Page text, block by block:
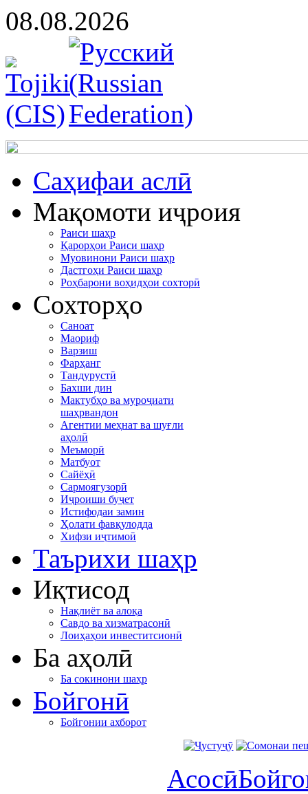
08.08.2026
Cаҳифаи аслӣ
Мақомоти иҷроия
Раиси шаҳр
Қарорҳои Раиси шаҳр
Муовинони Раиси шаҳр
Дастгоҳи Раиси шаҳр
Роҳбарони воҳидҳои сохторӣ
Сохторҳо
Саноат
Маориф
Варзиш
Фарҳанг
Тандурустӣ
Бахши дин
Мактубҳо ва муроҷиати
шаҳрвандон
Агентии меҳнат ва шуғли
аҳолӣ
Меъморӣ
Матбуот
Сайёҳӣ
Сармоягузорӣ
Иҷроиши буҷет
Истифодаи замин
Ҳолати фавқулодда
Хифзи иҷтимоӣ
Таърихи шаҳр
Иқтисод
Нақлиёт ва алоқа
Савдо ва хизматрасонӣ
Лоиҳаҳои инвеститсионӣ
Ба аҳолӣ
Ба сокинони шаҳр
Бойгонӣ
Бойгонии ахборот
Асосӣ